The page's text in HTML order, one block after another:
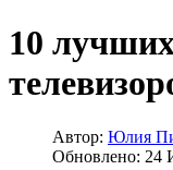
10
Автор: Юлия
Обновлено: 24